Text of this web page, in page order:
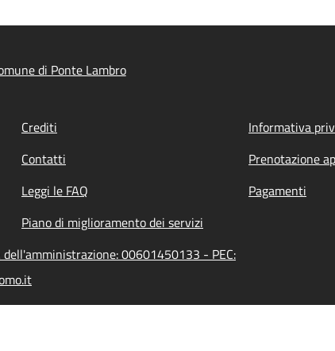
di Ponte Lambro
Crediti Informativa
Contatti Prenotazione
Leggi le FAQ Pagamenti
Piano di miglioramento dei servizi
00601450133 - PEC: